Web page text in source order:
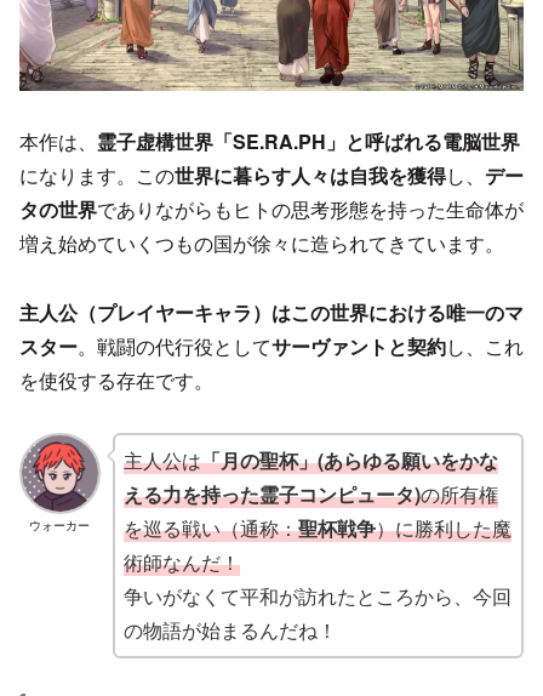
本作は、 霊子虚構世界「SE.RA.PH」と呼ばれる電脳世界
になります。この世界に暮らす人々は自我を獲得し、 デー
タの世界でありながらもヒトの思考形態を持った生命体が
増え始めていくつもの国が徐々に造られてきています。
主人公（プレイヤーキャラ）はこの世界における唯一のマ
スター。戦闘の代行役としてサーヴァントと契約し、これ
を使役する存在です。
ウォーカー
主人公は「月の聖杯」(あらゆる願いをかな
える力を持った霊子コンピュータ)の所有権
を巡る戦い（通称：聖杯戦争）に勝利した魔
術師なんだ！
争いがなくて平和が訪れたところから、今回
の物語が始まるんだね！